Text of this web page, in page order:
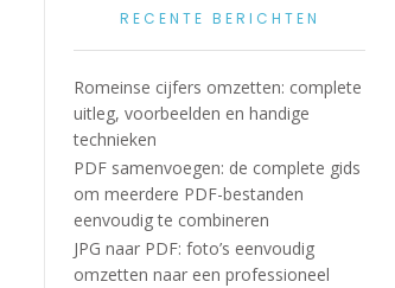
RECENTE BERICHTEN
Romeinse cijfers omzetten: complete
uitleg, voorbeelden en handige
technieken
PDF samenvoegen: de complete gids
om meerdere PDF-bestanden
eenvoudig te combineren
JPG naar PDF: foto’s eenvoudig
omzetten naar een professioneel